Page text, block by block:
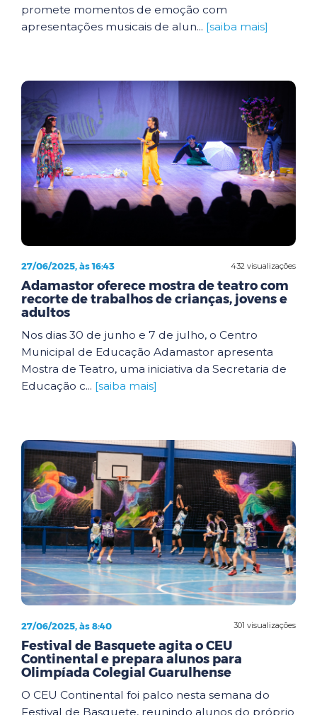
promete momentos de emoção com
apresentações musicais de alun... [saiba mais]
432 visualizações
27/06/2025, às 16:43
Adamastor oferece mostra de teatro com
recorte de trabalhos de crianças, jovens e
adultos
Nos dias 30 de junho e 7 de julho, o Centro
Municipal de Educação Adamastor apresenta
Mostra de Teatro, uma iniciativa da Secretaria de
Educação c... [saiba mais]
301 visualizações
27/06/2025, às 8:40
Festival de Basquete agita o CEU
Continental e prepara alunos para
Olimpíada Colegial Guarulhense
O CEU Continental foi palco nesta semana do
Festival de Basquete, reunindo alunos do próprio